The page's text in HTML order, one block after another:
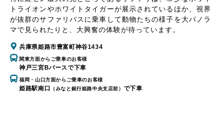
トライオンやホワイトタイガーが展示されているほか、視界
が抜群のサファリバスに乗車して動物たちの様子を大パノラ
マで見られたりと、大興奮の体験が待っています。
兵庫県姫路市豊富町神谷1434
関東方面からご乗車のお客様
神戸三宮Bバースで下車
福岡・山口方面からご乗車のお客様
姫路駅南口 （みなと銀行姫路中央支店前） で下車